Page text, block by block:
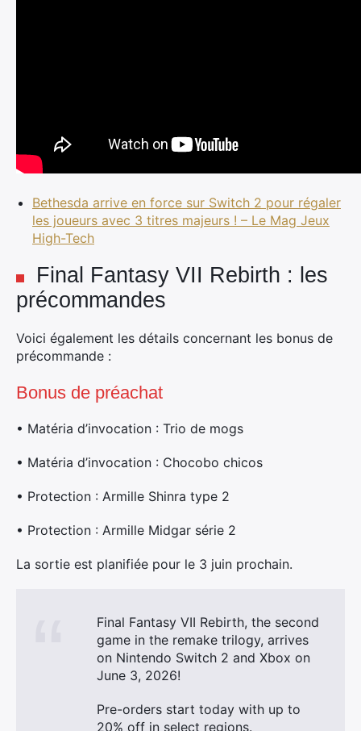
Bethesda arrive en force sur Switch 2 pour régaler
les joueurs avec 3 titres majeurs ! – Le Mag Jeux
High-Tech
Final Fantasy VII Rebirth : les
précommandes
Voici également les détails concernant les bonus de
précommande :
Bonus de préachat
• Matéria d’invocation : Trio de mogs
• Matéria d’invocation : Chocobo chicos
• Protection : Armille Shinra type 2
• Protection : Armille Midgar série 2
La sortie est planifiée pour le 3 juin prochain.
Final Fantasy VII Rebirth, the second
game in the remake trilogy, arrives
on Nintendo Switch 2 and Xbox on
June 3, 2026!
Pre-orders start today with up to
20% off in select regions.